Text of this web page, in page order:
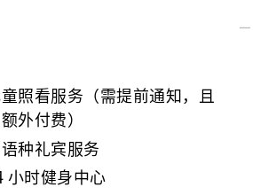
照看服务（需提前通知，且
外付费）
种礼宾服务
小时健身中心